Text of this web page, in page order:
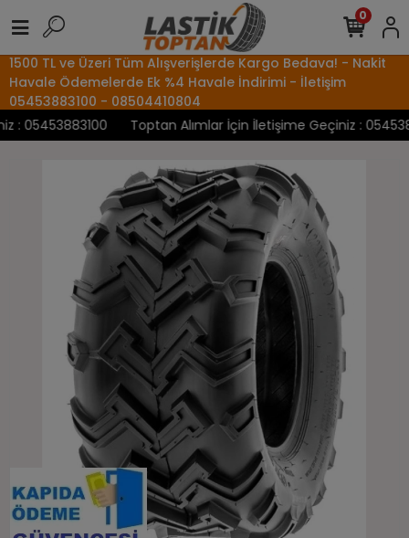
1500 TL ve Üzeri Tüm Alışverişlerde Kargo Bedava! - Nakit
Havale Ödemelerde Ek %4 Havale İndirimi - İletişim
05453883100 - 08504410804
Toptan Alımlar İçin İletişime Geçiniz :
0